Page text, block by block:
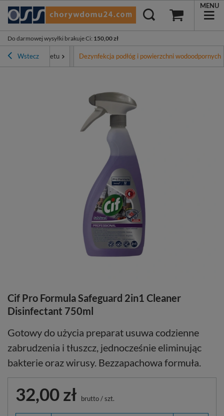
Do darmowej wysyłki brakuje Ci: 150,00 zł
MENU
Wsteczgabinetu Dezynfekcja podłóg i powierzchni wodoodpornych
Cif Pro Formula Safeguard 2in1 Cleaner
Disinfectant 750ml
Gotowy do użycia preparat usuwa codzienne
zabrudzenia i tłuszcz, jednocześnie eliminując
bakterie oraz wirusy. Bezzapachowa formuła.
32,00 zł brutto/szt.